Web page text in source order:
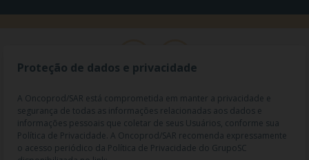
Proteção de dados e privacidade
A Oncoprod/SAR está comprometida em manter a privacidade e
segurança de todas as informações relacionadas aos dados e
informações pessoais que coletar de seus Usuários, conforme sua
Política de Privacidade. A Oncoprod/SAR recomenda expressamente
o acesso periódico da Política de Privacidade do GrupoSC